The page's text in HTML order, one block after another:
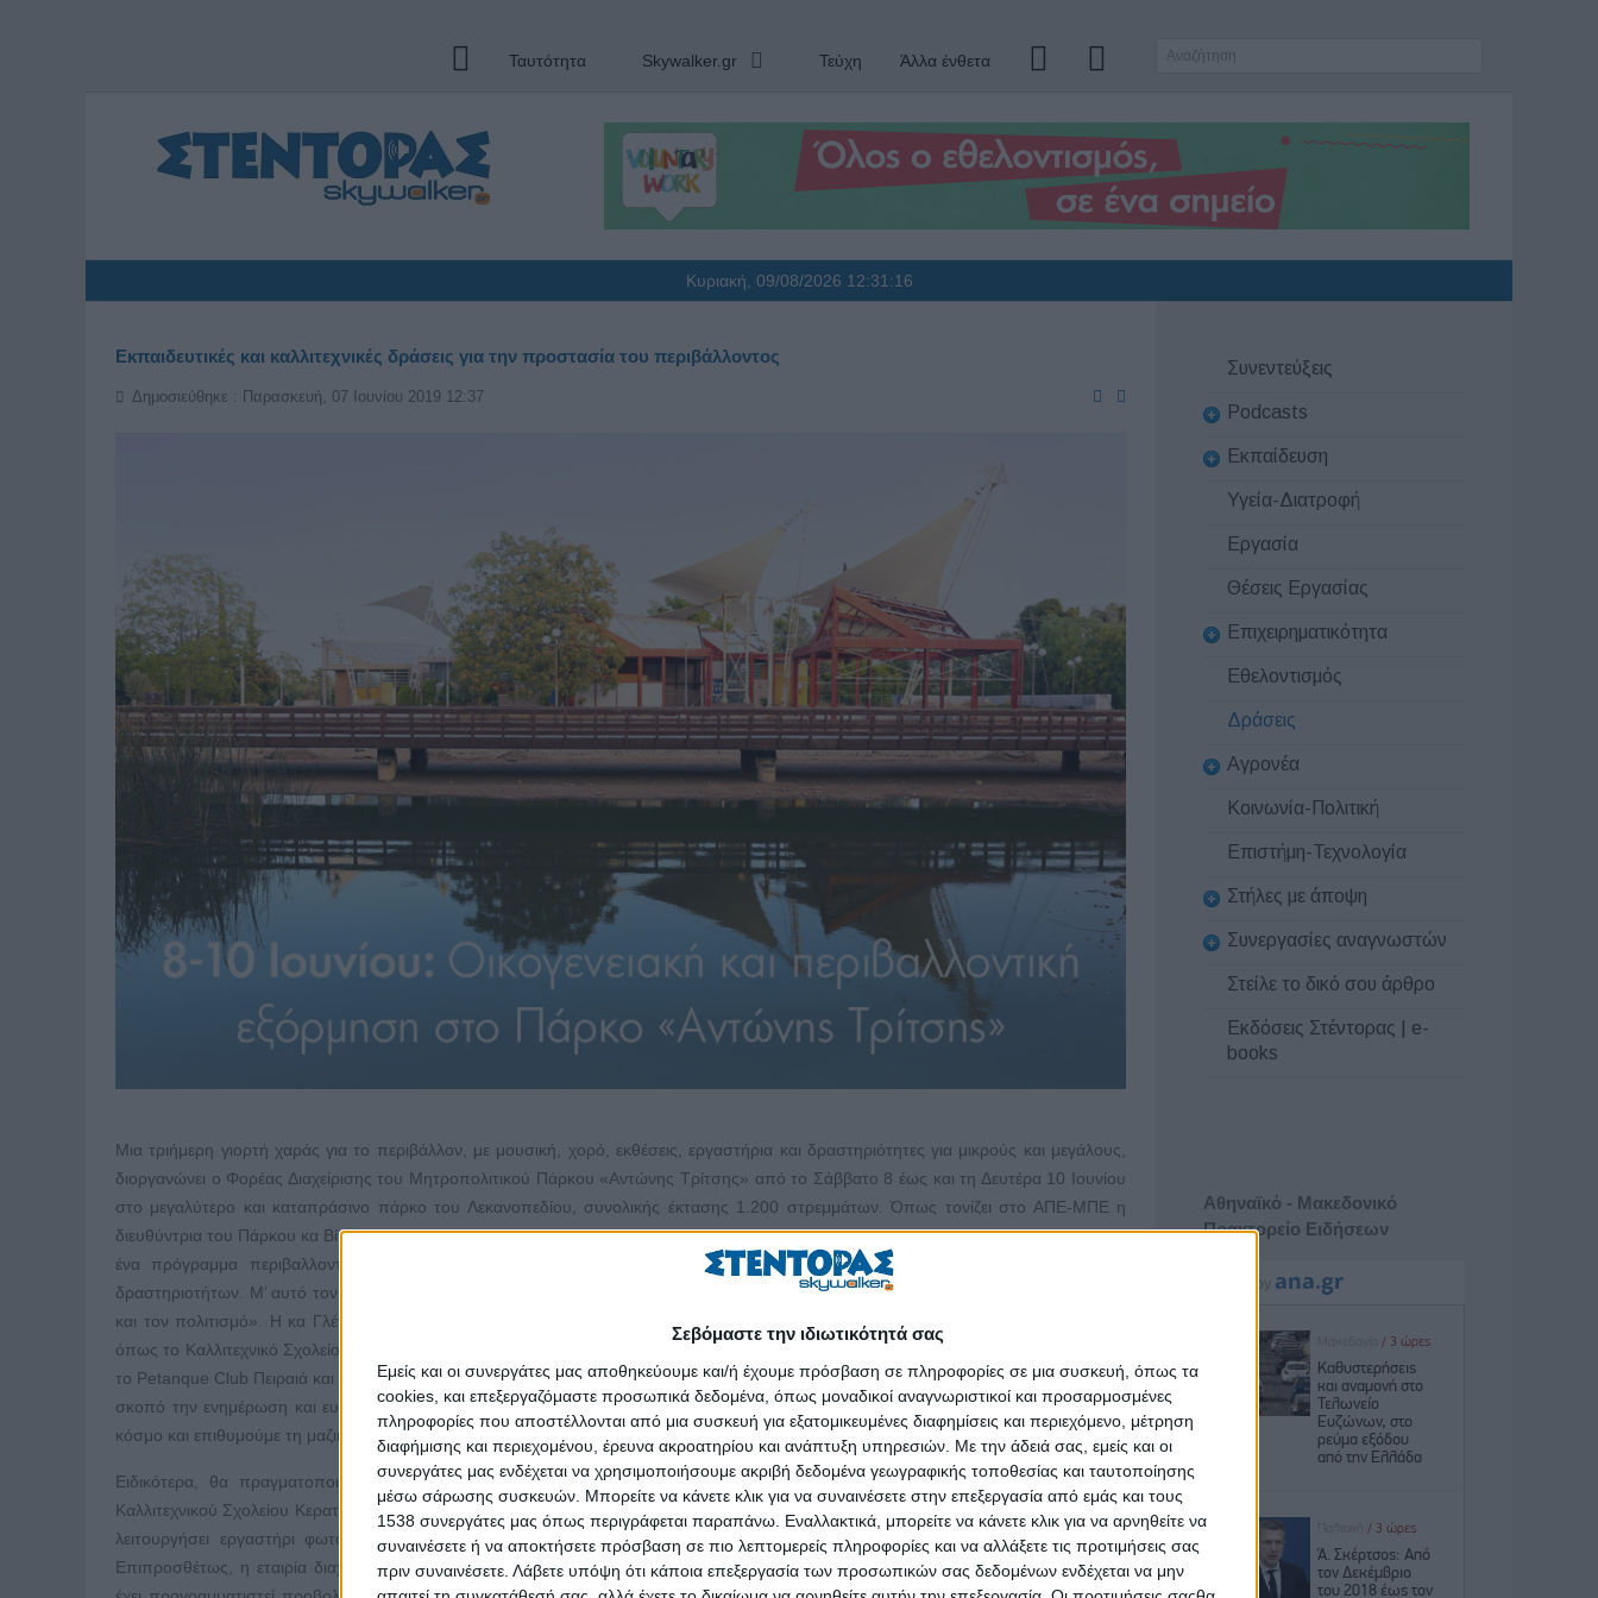
Σεβόμαστε την ιδιωτικότητά σας
Εμείς και οι συνεργάτες μας αποθηκεύουμε και/ή έχουμε πρόσβαση σε πληροφορίες σε μια συσκευή, όπως τα
cookies, και επεξεργαζόμαστε προσωπικά δεδομένα, όπως μοναδικοί αναγνωριστικοί και προσαρμοσμένες
πληροφορίες που αποστέλλονται από μια συσκευή για εξατομικευμένες διαφημίσεις και περιεχόμενο, μέτρηση
διαφήμισης και περιεχομένου, έρευνα ακροατηρίου και ανάπτυξη υπηρεσιών. Με την άδειά σας, εμείς και οι
συνεργάτες μας ενδέχεται να χρησιμοποιήσουμε ακριβή δεδομένα γεωγραφικής τοποθεσίας και ταυτοποίησης
μέσω σάρωσης συσκευών. Μπορείτε να κάνετε κλικ για να συναινέσετε στην επεξεργασία από εμάς και τους
1538 συνεργάτες μας όπως περιγράφεται παραπάνω. Εναλλακτικά, μπορείτε να κάνετε κλικ για να αρνηθείτε να
συναινέσετε ή να αποκτήσετε πρόσβαση σε πιο λεπτομερείς πληροφορίες και να αλλάξετε τις προτιμήσεις σας
πριν συναινέσετε. Λάβετε υπόψη ότι κάποια επεξεργασία των προσωπικών σας δεδομένων ενδέχεται να μην
Ταυτότητα Skywalker.gr Τεύχη Άλλα ένθετα
Κυριακή, 09/08/2026 12:31:17
Εκπαιδευτικές και καλλιτεχνικές δράσεις για την προστασία του περιβάλλοντος
Δημοσιεύθηκε : Παρασκευή, 07 Ιουνίου 2019 12:37
Μια τριήμερη γιορτή χαράς για το περιβάλλον, με μουσική, χορό, εκθέσεις, εργαστήρια και δραστηριότητες για μικρούς και μεγάλους,
διοργανώνει ο Φορέας Διαχείρισης του Μητροπολιτικού Πάρκου «Αντώνης Τρίτσης» από το Σάββατο 8 έως και τη Δευτέρα 10 Ιουνίου
στο μεγαλύτερο και καταπράσινο πάρκο του Λεκανοπεδίου, συνολικής έκτασης 1.200 στρεμμάτων. Όπως τονίζει στο ΑΠΕ-ΜΠΕ η
διευθύντρια του Πάρκου κα Βίβιαν Γλένη: «Με στόχο την επαφή μικρών και μεγάλων με το φυσικό περιβάλλον του Πάρκου, υλοποιούμε
ένα πρόγραμμα περιβαλλοντικών και εκπαιδευτικών δράσεων, συναυλιών, ξεναγήσεων, εκθέσεων, εργαστηρίων και αθλητικών
δραστηριοτήτων. Μ’ αυτό τον τρόπο, το θέμα της προστασίας του περιβάλλοντος προσεγγίζεται μέσα από την εκπαίδευση, την τέχνη
και τον πολιτισμό». Η κα Γλένη υπογραμμίζει ότι «το εξειδικευμένο προσωπικό του Φορέα μαζί με τους υπόλοιπους συμμετέχοντες,
όπως το Καλλιτεχνικό Σχολείο Κερατσινίου-Δραπετσώνας, η WWF, η Ελληνική Ορνιθολογική Εταιρεία, η ΚΣΔΕΟ Έδρα, η Polyeco Α.Ε.,
το Petanque Club Πειραιά και δάσκαλοι γιόγκα και καποέιρα, διοργανώνουν ένα φεστιβάλ πλούσιο σε δράσεις και για όλες τις ηλικίες, με
σκοπό την ενημέρωση και ευαισθητοποίησή του κοινού σχετικά με τον πολύτιμο πνεύμονα πρασίνου της Αττικής. Καλούμε όλο τον
κόσμο και επιθυμούμε τη μαζική συμμετοχή των πολιτών, καθώς το Πάρκο, ο δημόσιος χώρος, είμαστε εμείς».
Ειδικότερα, θα πραγματοποιηθεί έκθεση εικαστικών έργων με τίτλο «Ένα έργο για τη γη», όπου μαθητές και μαθήτριες του
Καλλιτεχνικού Σχολείου Κερατσινίου-Δραπετσώνας θα παρουσιάσουν δημιουργίες τους με έμπνευση από τη φύση, ενώ παράλληλα θα
λειτουργήσει εργαστήρι φωτογραφίας για αρχάριους, που θα πειραματιστούν με δικά τους κλικ σ’ έναν περίπατο στο Πάρκο.
Επιπροσθέτως, η εταιρία διαχείρισης βιομηχανικών αποβλήτων Polyeco έχει δημιουργήσει ένα πρωτότυπο, οικολογικό περιεχόμενο,
Συνεντεύξεις
Podcasts
Εκπαίδευση
Υγεία-Διατροφή
Εργασία
Θέσεις Εργασίας
Επιχειρηματικότητα
Εθελοντισμός
Δράσεις
Αγρονέα
Κοινωνία-Πολιτική
Επιστήμη-Τεχνολογία
Στήλες με άποψη
Συνεργασίες αναγνωστών
Στείλε το δικό σου άρθρο
Εκδόσεις Στέντορας | e-
books
Αθηναϊκό - Μακεδονικό
Πρακτορείο Ειδήσεων